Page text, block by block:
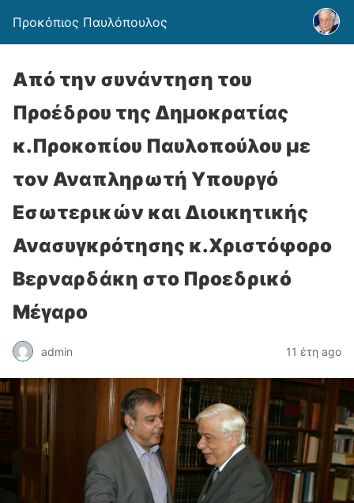
Προκόπιος Παυλόπουλος
Από την συνάντηση του
Προέδρου της Δημοκρατίας
κ.Προκοπίου Παυλοπούλου με
τον Αναπληρωτή Υπουργό
Εσωτερικών και Διοικητικής
Ανασυγκρότησης κ.Χριστόφορο
Βερναρδάκη στο Προεδρικό
Μέγαρο
admin 11 έτη ago